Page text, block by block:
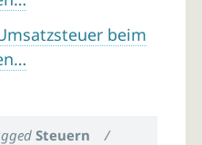
beim
Steuern /